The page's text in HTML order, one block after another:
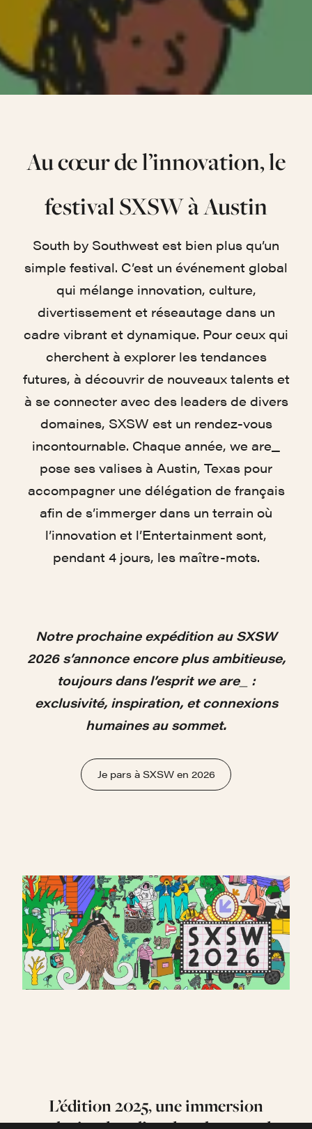
Au cœur de l’innovation, le
festival SXSW à Austin
South by Southwest est bien plus qu’un
simple festival. C’est un événement global
qui mélange innovation, culture,
divertissement et réseautage dans un
cadre vibrant et dynamique. Pour ceux qui
cherchent à explorer les tendances
futures, à découvrir de nouveaux talents et
à se connecter avec des leaders de divers
domaines, SXSW est un rendez-vous
incontournable. Chaque année, we are_
pose ses valises à Austin, Texas pour
accompagner une délégation de français
afin de s’immerger dans un terrain où
l’innovation et l’Entertainment sont,
pendant 4 jours, les maître-mots.
Notre prochaine expédition au SXSW
2026 s’annonce encore plus ambitieuse,
toujours dans l’esprit we are_ :
exclusivité, inspiration, et connexions
humaines au sommet.
Je pars à SXSW en 2026
L’édition 2025,une immersion